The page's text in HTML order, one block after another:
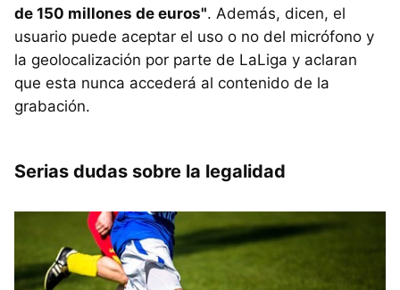
de 150 millones de euros". Además, dicen, el
usuario puede aceptar el uso o no del micrófono y
la geolocalización por parte de LaLiga y aclaran
que esta nunca accederá al contenido de la
grabación.
Serias dudas sobre la legalidad